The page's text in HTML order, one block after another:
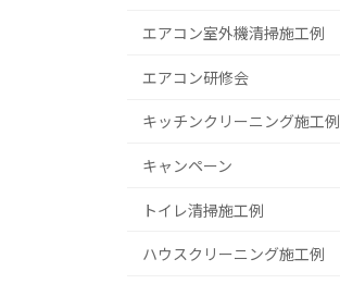
エアコン室外機清掃施工例
エアコン研修会
キッチンクリーニング施工例
キャンペーン
トイレ清掃施工例
ハウスクリーニング施工例